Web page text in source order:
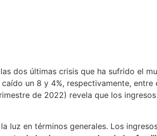
dos últimas crisis que ha sufrido el
un 8 y 4%, respectivamente,
de 2022) revela que los
luz en términos generales. Los